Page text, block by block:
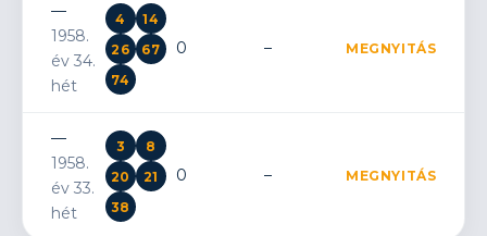
—
1958.
év 34.
hét
4
14
26
67
74
0 – MEGNYITÁS
—
1958.
év 33.
hét
3
8
20
21
38
0 – MEGNYITÁS